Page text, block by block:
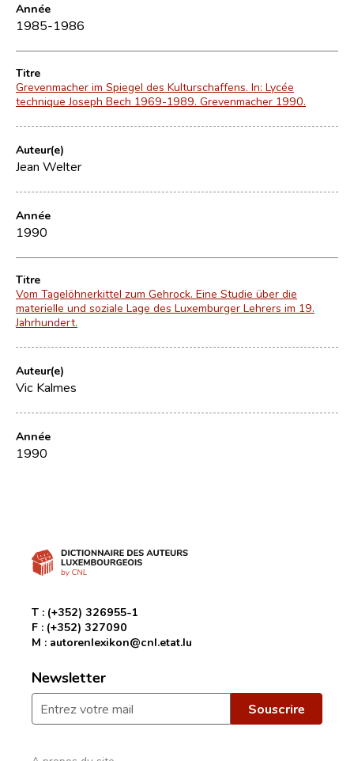
Année
1985-1986
Titre
Grevenmacher im Spiegel des Kulturschaffens. In: Lycée
technique Joseph Bech 1969-1989. Grevenmacher 1990.
Auteur(e)
Jean Welter
Année
1990
Titre
Vom Tagelöhnerkittel zum Gehrock. Eine Studie über die
materielle und soziale Lage des Luxemburger Lehrers im 19.
Jahrhundert.
Auteur(e)
Vic Kalmes
Année
1990
T : (+352) 326955-1
F : (+352) 327090
M : autorenlexikon@cnl.etat.lu
Newsletter